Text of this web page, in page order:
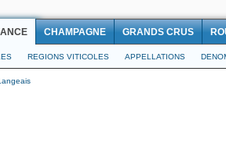
CHAMPAGNE GRANDS CRUS
REGIONS VITICOLES APPELLATIONS